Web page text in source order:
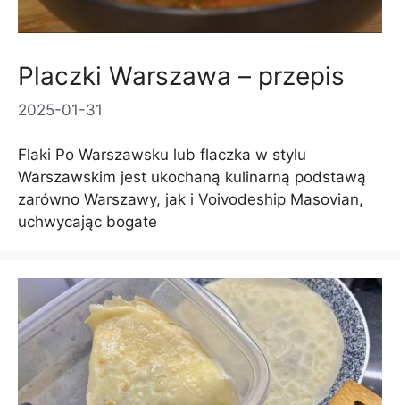
Placzki Warszawa – przepis
2025-01-31
Flaki Po Warszawsku lub flaczka w stylu
Warszawskim jest ukochaną kulinarną podstawą
zarówno Warszawy, jak i Voivodeship Masovian,
uchwycając bogate